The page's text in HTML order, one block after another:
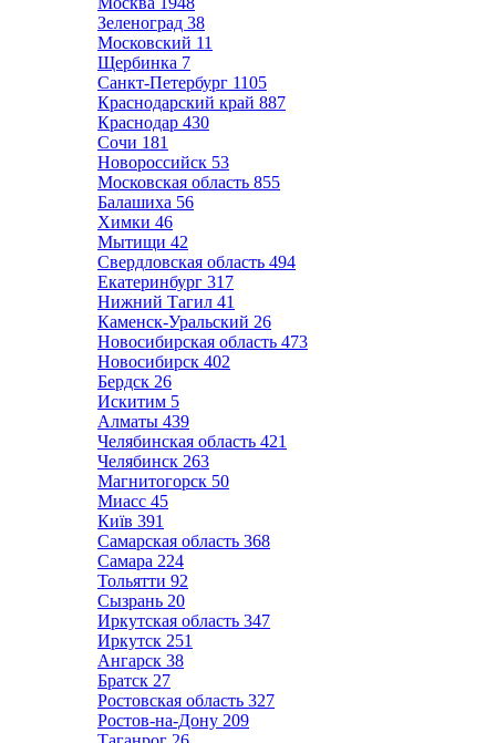
Зеленоград 38
Московский 11
Щербинка 7
Санкт-Петербург 1105
Краснодарский край 887
Краснодар 430
Сочи 181
Новороссийск 53
Московская область 855
Балашиха 56
Химки 46
Мытищи 42
Свердловская область 494
Екатеринбург 317
Нижний Тагил 41
Каменск-Уральский 26
Новосибирская область 473
Новосибирск 402
Бердск 26
Искитим 5
Алматы 439
Челябинская область 421
Челябинск 263
Магнитогорск 50
Миасс 45
Київ 391
Самарская область 368
Самара 224
Тольятти 92
Сызрань 20
Иркутская область 347
Иркутск 251
Ангарск 38
Братск 27
Ростовская область 327
Ростов-на-Дону 209